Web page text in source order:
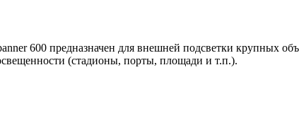
600 предназначен для внешней подсветки крупных
(стадионы, порты, площади и т.п.).